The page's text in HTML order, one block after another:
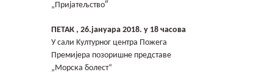
Гимфест 14
„Пријатељство″
ПЕТАК , 26.јануара 2018. у 18 часова
У сали Kултурног центра Пожега
Премијера позоришне представе
„Морска болест“